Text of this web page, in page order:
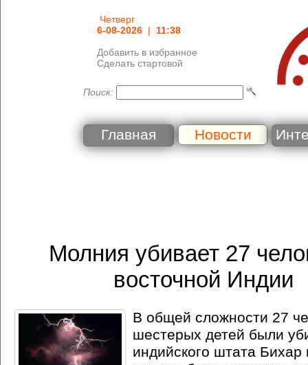
Четверг
6-08-2026 | 11:38
Добавить в избранное
Сделать стартовой
Поиск:
Главная Новости
Молния убивает 27
восточной Индии
В общей сложности 27
шестерых детей были
индийского штата Бихар